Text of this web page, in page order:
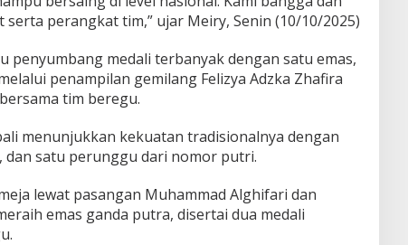
perangkat tim,” ujar Meiry, Senin (10/10/2025)
penyumbang medali terbanyak dengan satu emas,
penampilan gemilang Felizya Adzka Zhafira
tim beregu.
menunjukkan kekuatan tradisionalnya dengan
dan satu perunggu dari nomor putri.
lewat pasangan Muhammad Alghifari dan
emas ganda putra, disertai dua medali